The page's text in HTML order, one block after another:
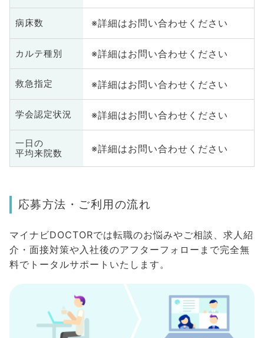
病床数 ※詳細はお問い合わせください
カルテ種別 ※詳細はお問い合わせください
救急指定 ※詳細はお問い合わせください
学会認定状況 ※詳細はお問い合わせください
一日の
平均来院数
※詳細はお問い合わせください
応募方法・ご利用の流れ
マイナビDOCTORでは転職のお悩みやご相談、求人紹
介・面接対策や入社後のアフターフォローまで完全無
料でトータルサポートいたします。